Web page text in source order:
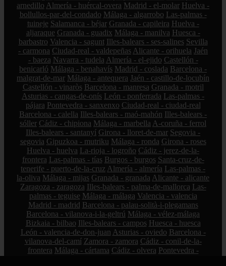
arnedillo Almería - huércal-overa Madrid - el-molar Huelva -
bollullos-par-del-condado Málaga - algarrobo Las-palmas -
tuineje Salamanca - béjar Granada - capileira Huelva -
aljaraque Granada - guadix Málaga - manilva Huesca -
barbastro Valencia - sagunt Illes-balears - ses-salines Sevilla
- carmona Ciudad-real - valdepeñas Alicante - orihuela Jaén
- baeza Navarra - tudela Almería - el-ejido Castellón -
benicarló Málaga - benahavís Madrid - coslada Barcelona -
malgrat-de-mar Málaga - antequera Jaén - castillo-de-locubín
Castellón - vinaròs Barcelona - manresa Granada - motril
Asturias - cangas-de-onís León - ponferrada Las-palmas -
pájara Pontevedra - sanxenxo Ciudad-real - ciudad-real
Barcelona - calella Illes-balears - maó-mahón Illes-balears -
sóller Cádiz - chipiona Málaga - marbella A-coruña - ferrol
Illes-balears - santanyí Girona - lloret-de-mar Segovia -
segovia Gipuzkoa - mutriku Málaga - ronda Girona - roses
Huelva - huelva La-rioja - logroño Cádiz - jerez-de-la-
frontera Las-palmas - tías Burgos - burgos Santa-cruz-de-
tenerife - puerto-de-la-cruz Almería - almería Las-palmas -
la-oliva Málaga - mijas Granada - granada Alicante - alicante
Zaragoza - zaragoza Illes-balears - palma-de-mallorca Las-
palmas - teguise Málaga - málaga Valencia - valencia
Madrid - madrid Barcelona - palau-solità-i-plegamans
Barcelona - vilanova-i-la-geltrú Málaga - vélez-málaga
Bizkaia - bilbao Illes-balears - campos Huesca - huesca
León - valencia-de-don-juan Asturias - oviedo Barcelona -
vilanova-del-camí Zamora - zamora Cádiz - conil-de-la-
frontera Málaga - cártama Cádiz - olvera Pontevedra -